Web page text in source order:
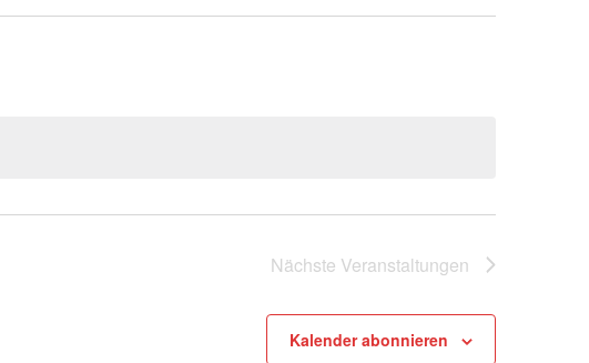
Nächste Veranstaltungen
Kalender abonnieren